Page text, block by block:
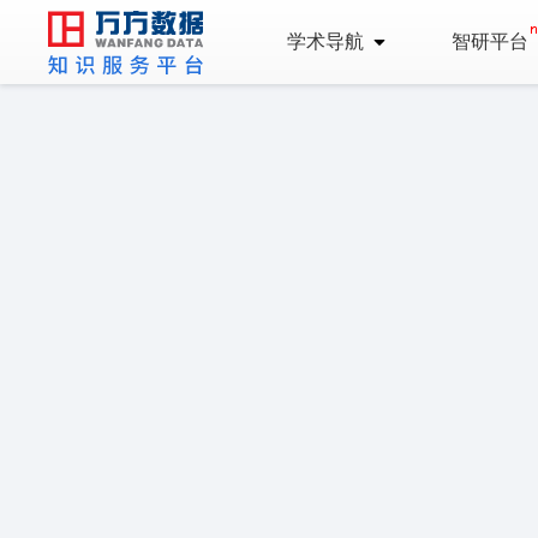
学术导航 智研平台